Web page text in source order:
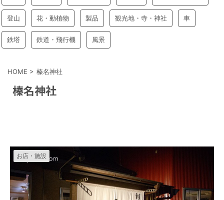
登山 花・動植物 製品 観光地・寺・神社 車
鉄塔 鉄道・飛行機 風景
HOME > 榛名神社
榛名神社
お店・施設